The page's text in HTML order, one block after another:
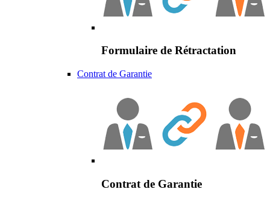
Formulaire de Rétractation
Contrat de Garantie
Contrat de Garantie